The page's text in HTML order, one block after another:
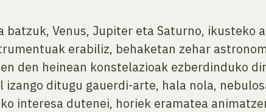
Venus, Jupiter eta Saturno, ikusteko
erabiliz, behaketan zehar
den heinean konstelazioak ezberdinduko
ditugu gauerdi-arte, hala nola,
interesa dutenei, horiek eramatea